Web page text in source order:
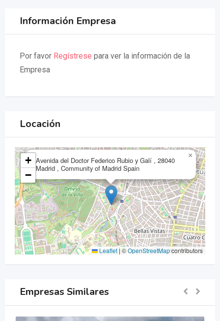
Información Empresa
Por favor Regístrese para ver la información de la
Empresa
Locación
Avenida del Doctor Federico Rubio y Galí , 28040
Madrid , Community of Madrid Spain
×
+
−
Leaflet | ©OpenStreetMapcontributors
Empresas Similares